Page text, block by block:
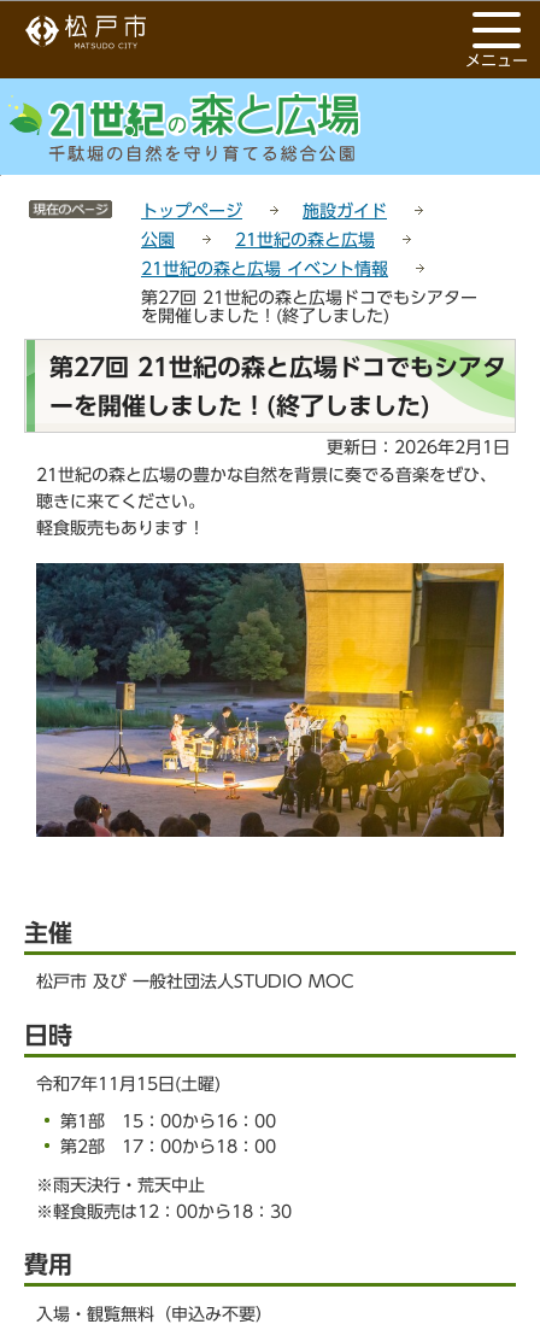
ー
ジ
先
メ
ニ
ー
メニュー
サイトメニューここまで
トップページ
施設ガイド
公園
21世紀の森と広場
21世紀の森と広場 イベント情報
第27回 21世紀の森と広場ドコでもシアター
を開催しました！(終了しました)
文
こ
ら
第27回 21世紀の森と広場ドコでもシアタ
ーを開催しました！(終了しました)
更新日：2026年2月1日
21世紀の森と広場の豊かな自然を背景に奏でる音楽をぜひ、
聴きに来てください。
軽食販売もあります！
主催
松戸市 及び 一般社団法人STUDIO MOC
日時
令和7年11月15日(土曜)
第1部 15：00から16：00
第2部 17：00から18：00
※雨天決行・荒天中止
※軽食販売は12：00から18：30
費用
入場・観覧無料（申込み不要）